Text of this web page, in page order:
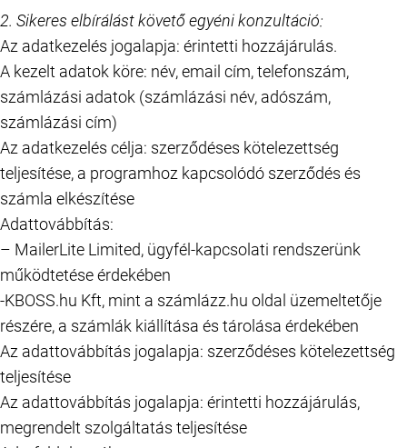
2. Sikeres elbírálást követő egyéni konzultáció:
Az adatkezelés jogalapja: érintetti hozzájárulás.
A kezelt adatok köre: név, email cím, telefonszám,
számlázási adatok (számlázási név, adószám,
számlázási cím)
Az adatkezelés célja: szerződéses kötelezettség
teljesítése, a programhoz kapcsolódó szerződés és
számla elkészítése
Adattovábbítás:
– MailerLite Limited, ügyfél-kapcsolati rendszerünk
működtetése érdekében
-KBOSS.hu Kft, mint a számlázz.hu oldal üzemeltetője
részére, a számlák kiállítása és tárolása érdekében
Az adattovábbítás jogalapja: szerződéses kötelezettség
teljesítése
Az adattovábbítás jogalapja: érintetti hozzájárulás,
megrendelt szolgáltatás teljesítése